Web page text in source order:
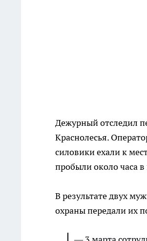
Дежурный отследил
Краснолесья.
силовики ехали к
пробыли около часа
В результате двух
охраны передали их